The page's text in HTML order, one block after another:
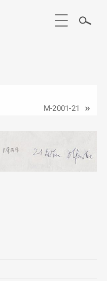
M-2001-21